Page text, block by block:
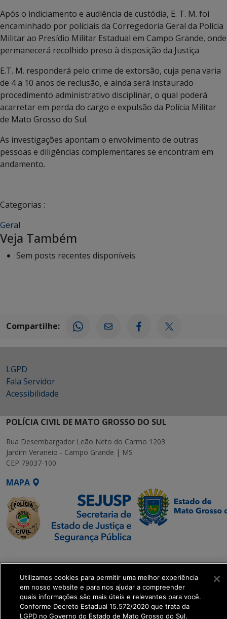
Após o indiciamento e audiência de custódia, E. T. M. foi
encaminhado por policiais da Corregedoria Geral da Polícia
Militar ao Presídio Militar Estadual em Campo Grande, onde
permanecerá recolhido preso à disposição da Justiça
E.T. M. responderá pelo crime de extorsão, cuja pena varia
de 4 a 10 anos de reclusão, e ainda será instaurado
procedimento administrativo disciplinar, o qual poderá
acarretar em perda do cargo e expulsão da Polícia Militar
de Mato Grosso do Sul.
As investigações apontam o envolvimento de outras
pessoas e diligências complementares se encontram em
andamento.
Categorias :
Geral
Veja Também
Sem posts recentes disponíveis.
Compartilhe:
LGPD
Fala Servidor
Acessibilidade
POLÍCIA CIVIL DE MATO GROSSO DO SUL
Rua Desembargador Leão Neto do Carmo 1203
Jardim Veraneio - Campo Grande | MS
CEP 79037-100
MAPA
Executiva de
Transformação Digital
get_footer();
Utilizamos cookies para permitir uma melhor experiência
em nosso website e para nos ajudar a compreender
quais informações são mais úteis e relevantes para você.
Conforme Decreto Estadual 15.572/2020 que trata da
LGPD no Governo do Estado de Mato Grosso do Sul.